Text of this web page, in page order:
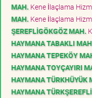
MAH. Kene İlaçlama
MAH. Kene İlaçlama
ŞEREFLİGÖKGÖZ MAH.
HAYMANA TABAKLI
HAYMANA TEPEKÖY
HAYMANA TOYÇAYIRI
HAYMANA TÜRKHÜYÜK
HAYMANA